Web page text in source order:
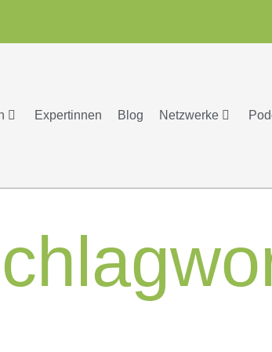
Expertinnen Blog Netzwerke